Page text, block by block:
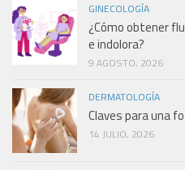
GINECOLOGÍA
¿Cómo obtener
e indolora?
9 AGOSTO, 2026
DERMATOLOGÍA
Claves para una
14 JULIO, 2026